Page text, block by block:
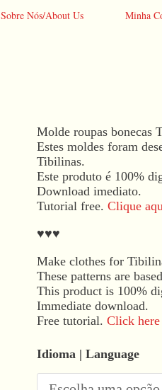
Sobre Nós/About Us Minha
Molde roupas bonecas
Estes moldes foram
Tibilinas.
Este produto é 100%
Download imediato.
Tutorial free. Clique
♥♥♥
Make clothes for
These patterns are
This product is 100%
Immediate download.
Free tutorial. Click
Idioma | Language
Molde
roupas
|
Dress
Pattern
quantidade
O
era:
R$